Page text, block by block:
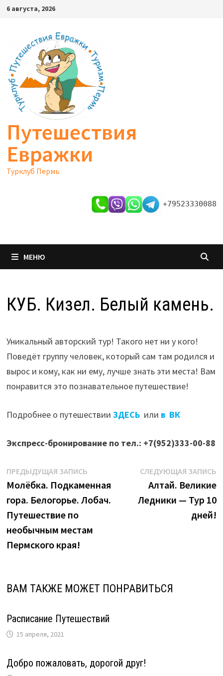
Перейти
содержимому
6 августа, 2026
Путешествия
Евражки
Турклуб Пермь
+79523330088
МЕНЮ
КУБ. Кизел. Белый камень.
Уникальный авторский тур! Такого нет ни у кого!
Поведёт группу человек, который сам там родился и
вырос и кому, как ни ему, лучше знать эти места! Вам
понравится это познавательное путешествие!
Подробнее о путешествии ЗДЕСЬили в ВК
Экспресс-бронирование по тел.: +7(952)333-00-88
Навигация
по
записям
ПРЕДЫДУЩАЯ ЗАПИСЬПредыдущая
запись:
Молёбка. Подкаменная
гора. Белогорье. Лобач.
Путешествие по
необычным местам
Пермского края!
СЛЕДУЮЩАЯ ЗАПИСЬ
Алтай. Великие
Ледники — Тур 10
дней!
ВАМ ТАКЖЕ МОЖЕТ ПОНРАВИТЬСЯ
Расписание Путешествий
15 апреля, 2021
Добро пожаловать, дорогой друг!